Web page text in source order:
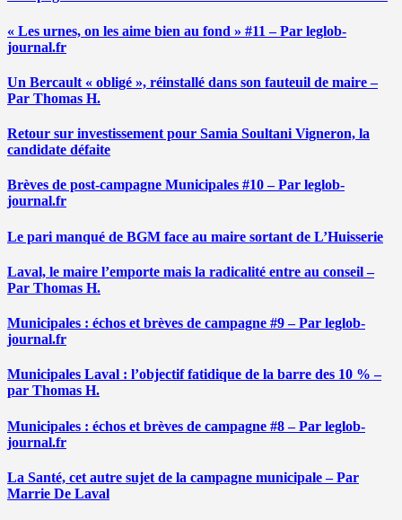
« Les urnes, on les aime bien au fond » #11 – Par leglob-
journal.fr
Un Bercault « obligé », réinstallé dans son fauteuil de maire –
Par Thomas H.
Retour sur investissement pour Samia Soultani Vigneron, la
candidate défaite
Brèves de post-campagne Municipales #10 – Par leglob-
journal.fr
Le pari manqué de BGM face au maire sortant de L’Huisserie
Laval, le maire l’emporte mais la radicalité entre au conseil –
Par Thomas H.
Municipales : échos et brèves de campagne #9 – Par leglob-
journal.fr
Municipales Laval : l’objectif fatidique de la barre des 10 % –
par Thomas H.
Municipales : échos et brèves de campagne #8 – Par leglob-
journal.fr
La Santé, cet autre sujet de la campagne municipale – Par
Marrie De Laval